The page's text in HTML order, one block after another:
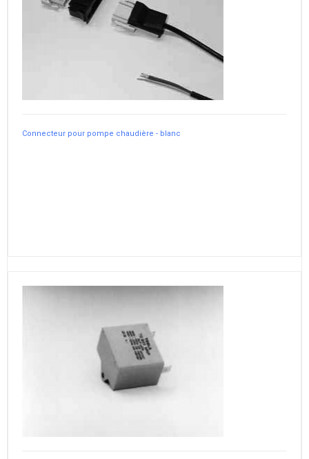
Connecteur pour pompe chaudière - blanc